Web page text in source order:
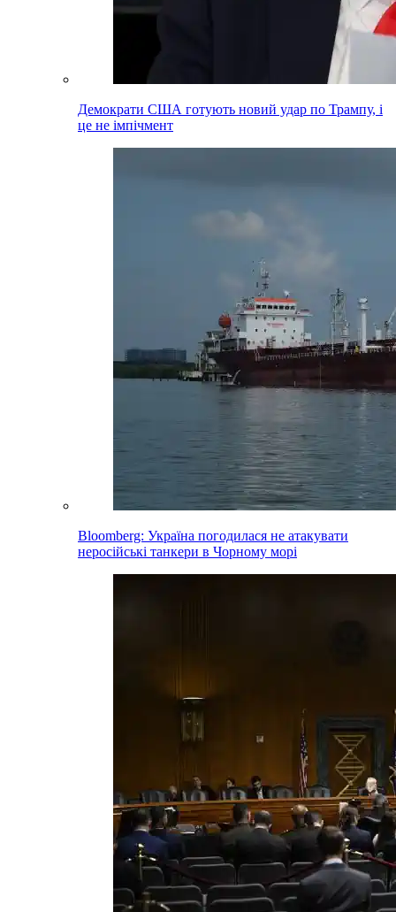
Демократи США готують новий удар по Трампу, і
це не імпічмент
Bloomberg: Україна погодилася не атакувати
неросійські танкери в Чорному морі